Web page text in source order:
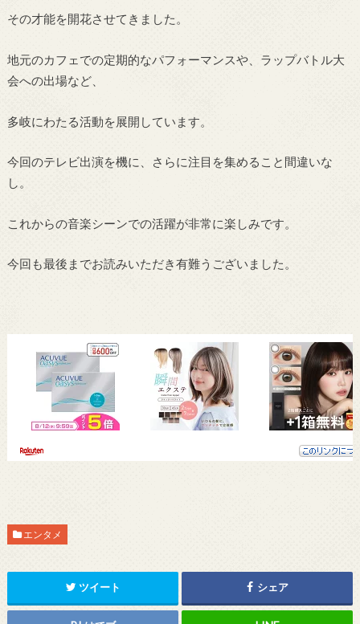
その才能を開花させてきました。
地元のカフェでの定期的なパフォーマンスや、ラップバトル大
会への出場など、
多岐にわたる活動を展開しています。
今回のテレビ出演を機に、さらに注目を集めること間違いな
し。
これからの音楽シーンでの活躍が非常に楽しみです。
今回も最後までお読みいただき有難うございました。
エンタメ
ツイート シェア